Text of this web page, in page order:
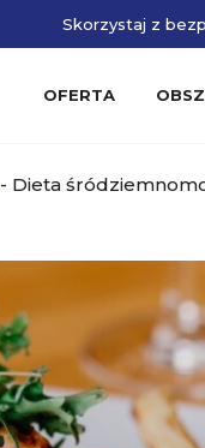
Skorzystaj z
OFERTA
- Dieta